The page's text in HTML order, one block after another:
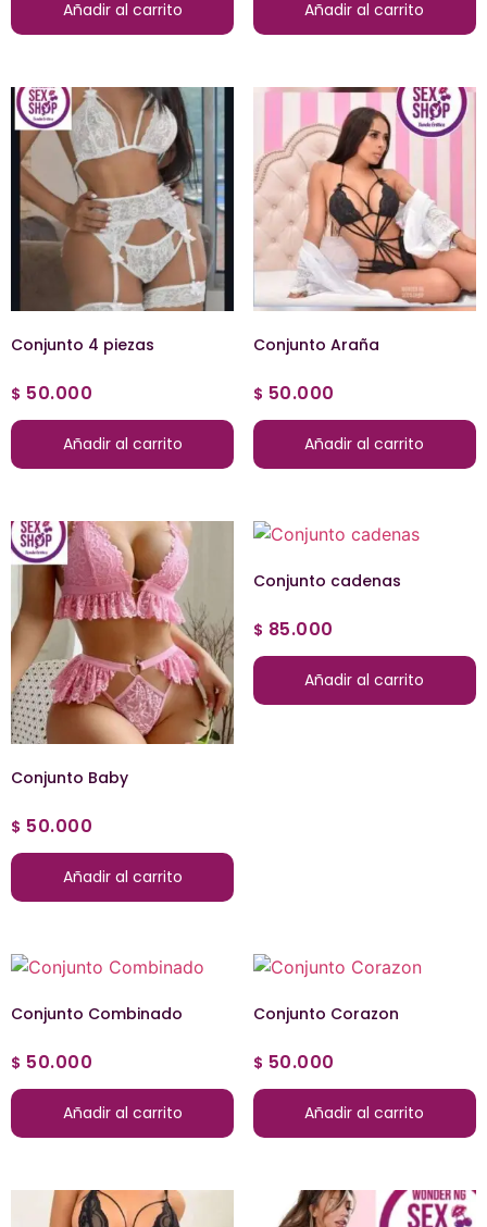
Añadir al carrito Añadir al carrito
Conjunto 4 piezas
$ 50.000
Añadir al carrito
Conjunto Araña
$ 50.000
Añadir al carrito
Conjunto Baby
$ 50.000
Añadir al carrito
Conjunto cadenas
$ 85.000
Añadir al carrito
Conjunto Combinado
$ 50.000
Añadir al carrito
Conjunto Corazon
$ 50.000
Añadir al carrito